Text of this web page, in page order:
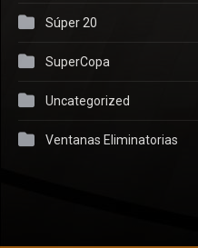
Súper 20
SuperCopa
Uncategorized
Ventanas Eliminatorias